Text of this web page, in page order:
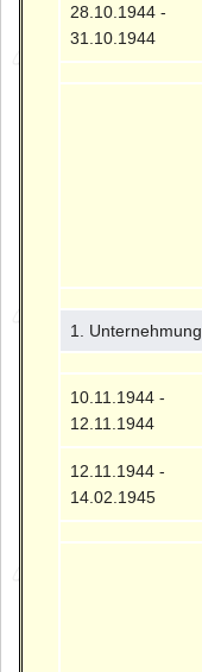
28.10.1944 -
31.10.1944
1. Unternehmung
10.11.1944 -
12.11.1944
12.11.1944 -
14.02.1945